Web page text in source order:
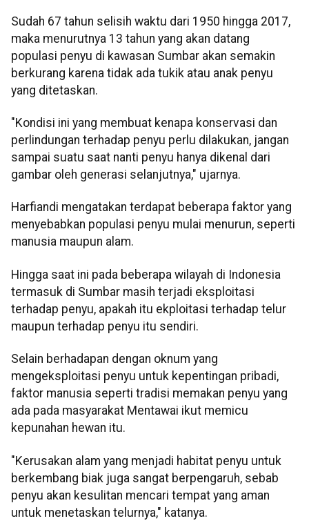
Sudah 67 tahun selisih waktu dari 1950 hingga 2017,
maka menurutnya 13 tahun yang akan datang
populasi penyu di kawasan Sumbar akan semakin
berkurang karena tidak ada tukik atau anak penyu
yang ditetaskan.
"Kondisi ini yang membuat kenapa konservasi dan
perlindungan terhadap penyu perlu dilakukan, jangan
sampai suatu saat nanti penyu hanya dikenal dari
gambar oleh generasi selanjutnya," ujarnya.
Harfiandi mengatakan terdapat beberapa faktor yang
menyebabkan populasi penyu mulai menurun, seperti
manusia maupun alam.
Hingga saat ini pada beberapa wilayah di Indonesia
termasuk di Sumbar masih terjadi eksploitasi
terhadap penyu, apakah itu ekploitasi terhadap telur
maupun terhadap penyu itu sendiri.
Selain berhadapan dengan oknum yang
mengeksploitasi penyu untuk kepentingan pribadi,
faktor manusia seperti tradisi memakan penyu yang
ada pada masyarakat Mentawai ikut memicu
kepunahan hewan itu.
"Kerusakan alam yang menjadi habitat penyu untuk
berkembang biak juga sangat berpengaruh, sebab
penyu akan kesulitan mencari tempat yang aman
untuk menetaskan telurnya," katanya.